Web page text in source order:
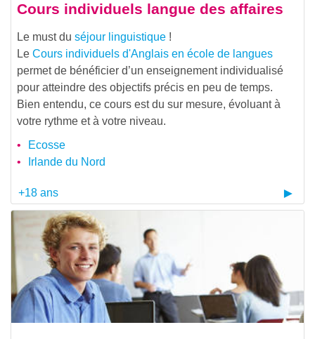
Cours individuels langue des affaires
Le must du séjour linguistique !
Le Cours individuels d'Anglais en école de langues
permet de bénéficier d’un enseignement individualisé
pour atteindre des objectifs précis en peu de temps.
Bien entendu, ce cours est du sur mesure, évoluant à
votre rythme et à votre niveau.
Ecosse
Irlande du Nord
+18 ans